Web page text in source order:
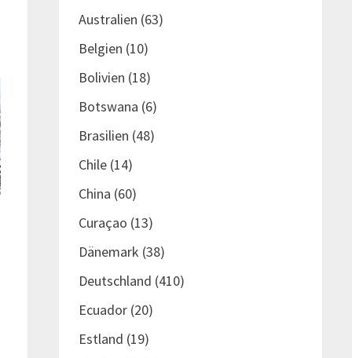
Australien (63)
Belgien (10)
Bolivien (18)
Botswana (6)
Brasilien (48)
Chile(14)
China (60)
Curaçao (13)
Dänemark (38)
Deutschland (410)
Ecuador(20)
Estland (19)